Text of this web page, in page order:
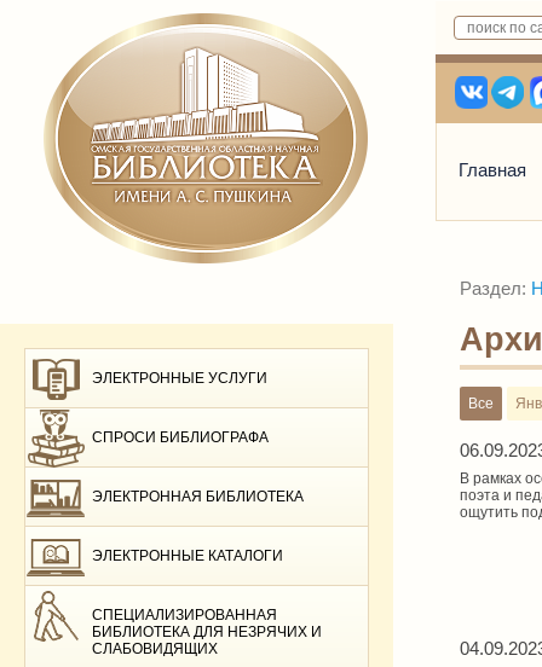
Главная
ЭЛЕКТРОННЫЕ УСЛУГИ
СПРОСИ БИБЛИОГРАФА
ЭЛЕКТРОННАЯ БИБЛИОТЕКА
ЭЛЕКТРОННЫЕ КАТАЛОГИ
СПЕЦИАЛИЗИРОВАННАЯ
БИБЛИОТЕКА ДЛЯ НЕЗРЯЧИХ И
СЛАБОВИДЯЩИХ
Раздел:
Все
В рамках
поэта и
ощутить